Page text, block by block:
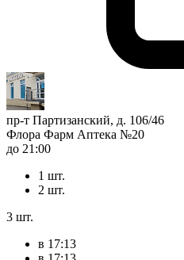
пр-т Партизанский, д. 106/46
Флора Фарм Аптека №20
до 21:00
1 шт.
2 шт.
3 шт.
в 17:13